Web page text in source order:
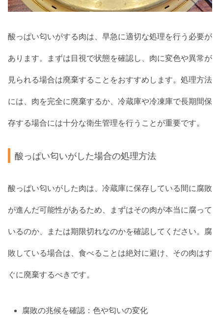
酸っぱい匂いがする肉は、早急に適切な処理を行う必要が
あります。まずは目視で状態を確認し、肉に変色や異常が
見られる場合は廃棄することをおすすめします。処理方法
には、肉を完全に廃棄するか、冷蔵庫や冷凍庫で長期間保
存する場合には十分な衛生管理を行うことが重要です。
酸っぱい匂いがした場合の処理方法
酸っぱい匂いがした肉は、冷蔵庫に保存している間に腐敗
が進んだ可能性があるため、まずはその肉が本当に腐って
いるのか、または期限切れなのかを確認してください。腐
敗している場合は、食べることは絶対に避け、その肉はす
ぐに廃棄するべきです。
腐敗の兆候を確認：色や匂いの変化